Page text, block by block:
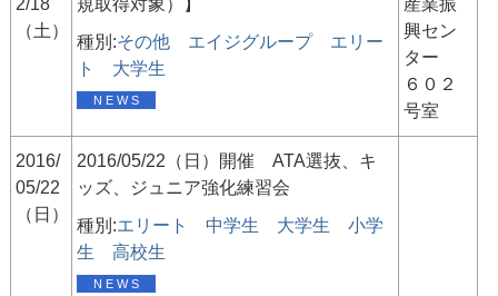
2/18
（土）
規取得対象）】
種別:その他 エイジグループ
エリー
ト
大学生
N E W S
産業振
興セン
ター
６０２
号室
2016/
05/22
（日）
2016/05/22（日）開催 ATA選抜、キ
ッズ、ジュニア強化練習会
種別:エリート 中学生 大学生
小学
生
高校生
N E W S